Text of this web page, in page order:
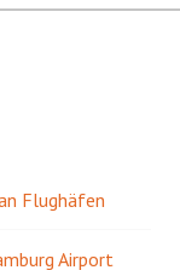
Flughäfen
Airport